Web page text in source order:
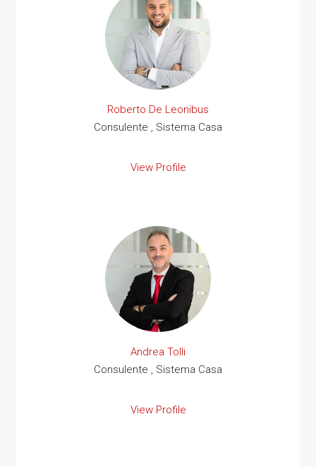
Roberto De Leonibus
Consulente , Sistema Casa
View Profile
Andrea Tolli
Consulente , Sistema Casa
View Profile